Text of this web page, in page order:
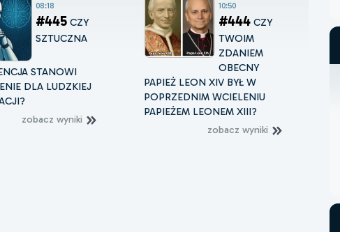
08:18
#445CZY
SZTUCZNA
STANOWI
DLA LUDZKIEJ
zobacz wyniki
10:50
#444 CZY
TWOIM
ZDANIEM
OBECNY
PAPIEŻ LEON XIV BYŁ W
POPRZEDNIM WCIELENIU
PAPIEŻEM LEONEM XIII?
zobacz wyniki